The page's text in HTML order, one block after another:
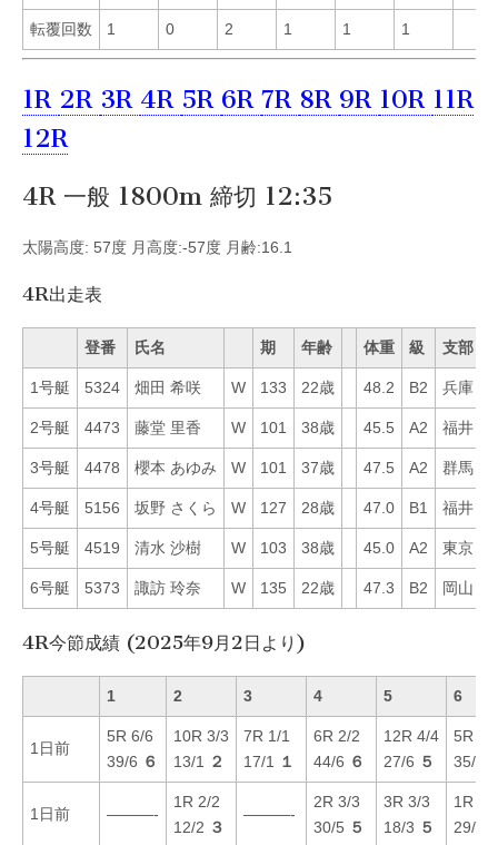
転覆回数 1 0 2 1 1 1
1R 2R 3R 4R 5R 6R 7R 8R 9R 10R 11R
12R
4R 一般 1800m 締切 12:35
太陽高度: 57度 月高度:-57度 月齢:16.1
4R出走表
登番 氏名 期 年齢 体重 級 支部
1号艇 5324 畑田 希咲 W 133 22歳 48.2 B2 兵庫
2号艇 4473 藤堂 里香 W 101 38歳 45.5 A2 福井
3号艇 4478 櫻本 あゆみ W 101 37歳 47.5 A2 群馬
4号艇 5156 坂野 さくら W 127 28歳 47.0 B1 福井
5号艇 4519 清水 沙樹 W 103 38歳 45.0 A2 東京
6号艇 5373 諏訪 玲奈 W 135 22歳 47.3 B2 岡山
4R今節成績 (2025年9月2日より)
1 2 3 4 5 6
1日前
5R 6/6
39/6 ６
10R 3/3
13/1
２
7R 1/1
17/1
１
6R 2/2
44/6 ６
12R 4/4
27/6 ５
5R 4/
35/4
1日前 ———-
1R 2/2
12/2 ３
———-
2R 3/3
30/5 ５
3R 3/3
18/3 ５
1R 6/
29/6